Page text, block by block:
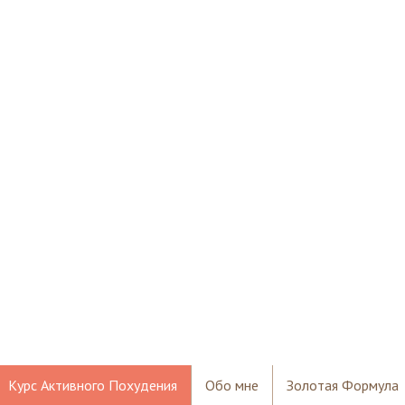
Курс Активного Похудения Обо мне Золотая Формула